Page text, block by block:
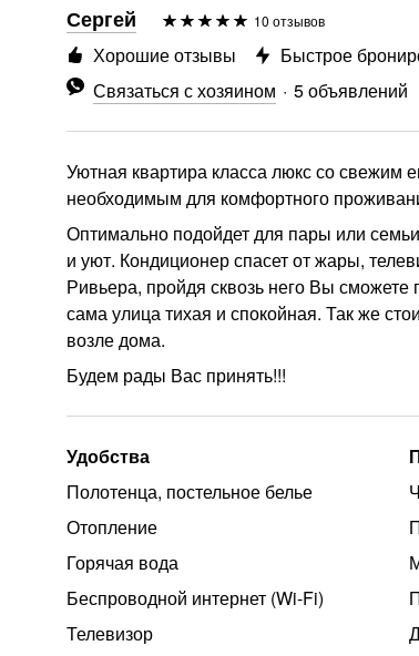
Сергей 10 отзывов
Связаться с хозяином 5 объявлений
Хорошие отзывы Быстрое
Уютная квартира класса люкс со свежим
необходимым для комфортного
Оптимально подойдет для пары или
и уют. Кондиционер спасет от жары,
Ривьера, пройдя сквозь него Вы сможете
сама улица тихая и спокойная. Так же
возле дома.
Будем рады Вас принять!!!
Удобства
Полотенца, постельное белье
Отопление
Горячая вода
Беспроводной интернет (Wi‑Fi)
Телевизор